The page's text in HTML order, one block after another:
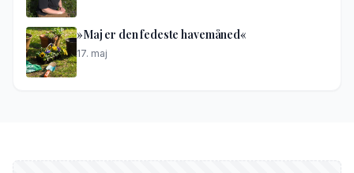
»Maj er den fedeste havemåned«
17. maj